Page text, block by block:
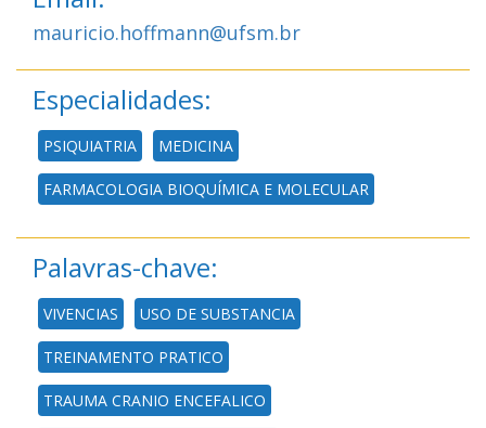
mauricio.hoffmann@ufsm.br
Especialidades:
PSIQUIATRIA MEDICINA
FARMACOLOGIA BIOQUÍMICA E MOLECULAR
Palavras-chave:
VIVENCIAS USO DE SUBSTANCIA
TREINAMENTO PRATICO
TRAUMA CRANIO ENCEFALICO